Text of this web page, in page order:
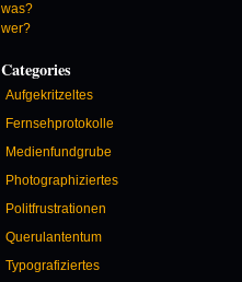
was?
wer?
Categories
Aufgekritzeltes
Fernsehprotokolle
Medienfundgrube
Photographiziertes
Politfrustrationen
Querulantentum
Typografiziertes